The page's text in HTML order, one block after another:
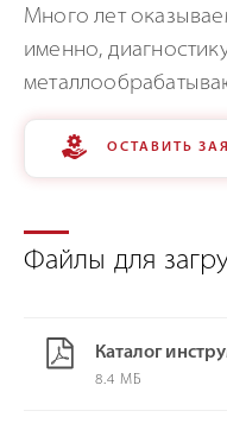
Много лет
именно,
ОСТАВИТЬ
Файлы для
Каталог
8.4 МБ